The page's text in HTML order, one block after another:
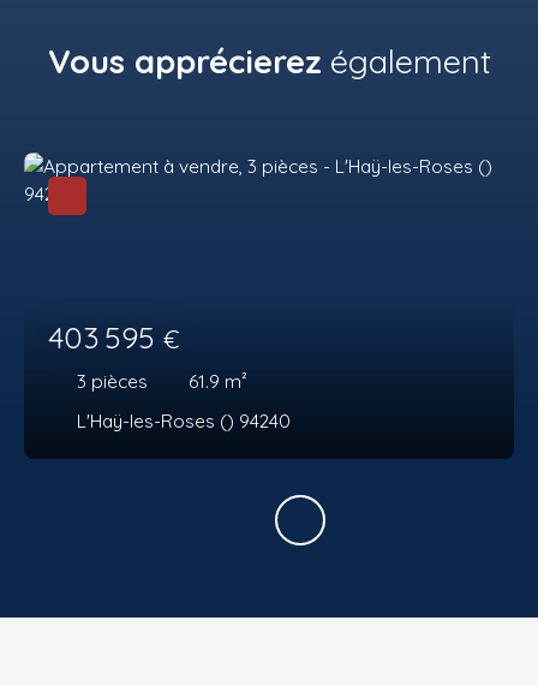
Vous apprécierez également
403 595 €
3 pièces 61.9 m²
L'Haÿ-les-Roses () 94240